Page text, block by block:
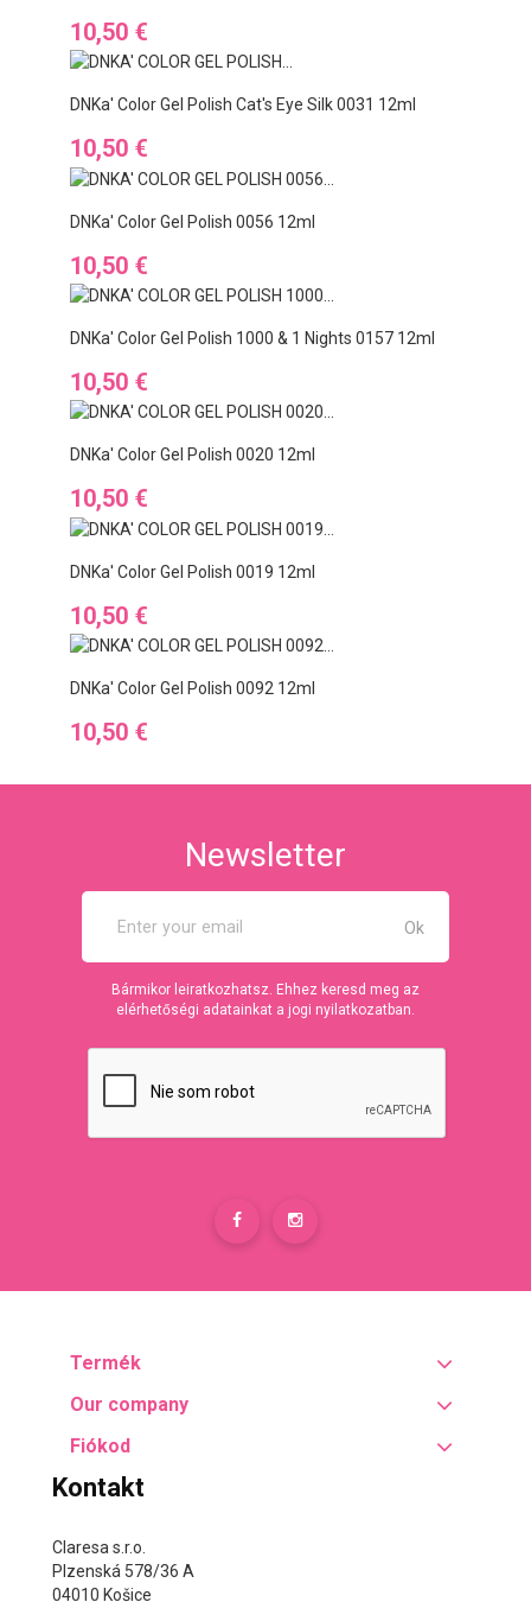
Cena
10,50 €
DNKa' Color Gel Polish Cat's Eye Silk 0031 12ml
Cena
10,50 €
DNKa' Color Gel Polish 0056 12ml
Cena
10,50 €
DNKa' Color Gel Polish 1000 & 1 Nights 0157 12ml
Cena
10,50 €
DNKa' Color Gel Polish 0020 12ml
Cena
10,50 €
DNKa' Color Gel Polish 0019 12ml
Cena
10,50 €
DNKa' Color Gel Polish 0092 12ml
Cena
10,50 €
Newsletter
Bármikor leiratkozhatsz. Ehhez keresd meg az
elérhetőségi adatainkat a jogi nyilatkozatban.
Termék
Our company
Fiókod
Kontakt
Claresa s.r.o.
Plzenská 578/36 A
04010 Košice